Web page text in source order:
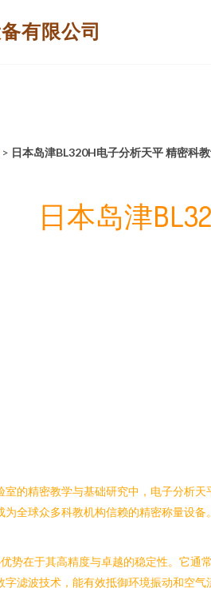
有限公司
> 日本岛津BL320H电子分析天平 精密科
日本岛津
的精密教学与基础研究中，电子分析
全球众多科教机构信赖的精密称量设备。
势在于其高精度与卓越的稳定性。它
滤波技术，能有效抵御环境振动和空